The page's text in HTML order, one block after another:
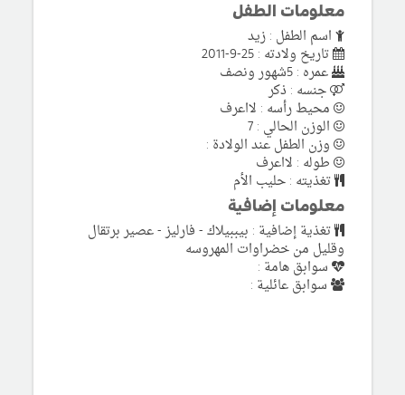
معلومات الطفل
اسم الطفل : زيد
تاريخ ولادته : 25-9-2011
عمره : 5شهور ونصف
جنسه : ذكر
محيط رأسه : لااعرف
الوزن الحالي : 7
وزن الطفل عند الولادة :
طوله : لااعرف
تغذيته : حليب الأم
معلومات إضافية
تغذية إضافية : بيببيلاك - فارليز - عصير برتقال
وقليل من خضراوات المهروسه
سوابق هامة :
سوابق عائلية :